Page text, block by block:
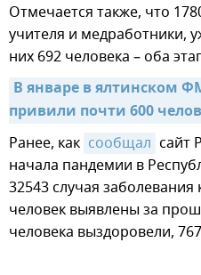
Отмечается также, что
учителя и медработники,
них 692 человека – оба
В январе в ялтинском
привили почти 600
Ранее, как сообщал сайт
начала пандемии в
32543 случая
человек выявлены за
человека выздоровели,